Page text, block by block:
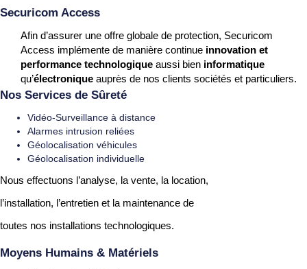
Securicom Access
Afin d’assurer une offre globale de protection, Securicom
Access implémente de manière continue innovation et
performance technologique aussi bien informatique
qu’électronique auprès de nos clients sociétés et particuliers.
Nos Services de Sûreté
Vidéo-Surveillance à distance
Alarmes intrusion reliées
Géolocalisation véhicules
Géolocalisation individuelle
Nous effectuons l’analyse, la vente, la location,
l’installation, l’entretien et la maintenance de
toutes nos installations technologiques.
Moyens Humains & Matériels